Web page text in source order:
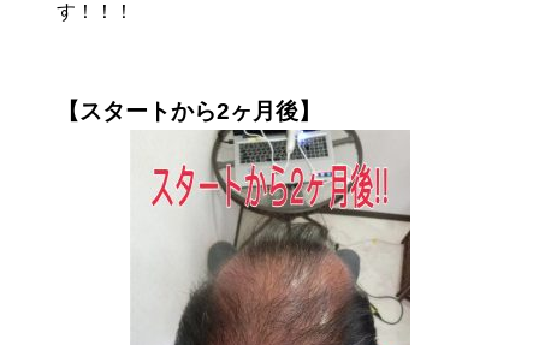
す！！！
【スタートから2ヶ月後】